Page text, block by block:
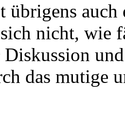
übrigens
nicht, wie
das mutige